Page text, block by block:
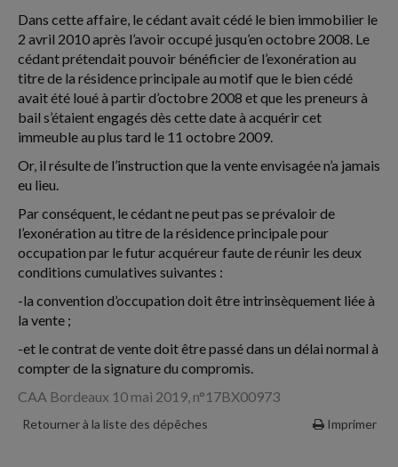
Dans cette affaire, le cédant avait cédé le bien immobilier le
2 avril 2010 après l’avoir occupé jusqu’en octobre 2008. Le
cédant prétendait pouvoir bénéficier de l’exonération au
titre de la résidence principale au motif que le bien cédé
avait été loué à partir d’octobre 2008 et que les preneurs à
bail s’étaient engagés dès cette date à acquérir cet
immeuble au plus tard le 11 octobre 2009.
Or, il résulte de l’instruction que la vente envisagée n’a jamais
eu lieu.
Par conséquent, le cédant ne peut pas se prévaloir de
l’exonération au titre de la résidence principale pour
occupation par le futur acquéreur faute de réunir les deux
conditions cumulatives suivantes :
-la convention d’occupation doit être intrinsèquement liée à
la vente ;
-et le contrat de vente doit être passé dans un délai normal à
compter de la signature du compromis.
CAA Bordeaux 10 mai 2019, n°17BX00973
Retourner à la liste des dépêches Imprimer